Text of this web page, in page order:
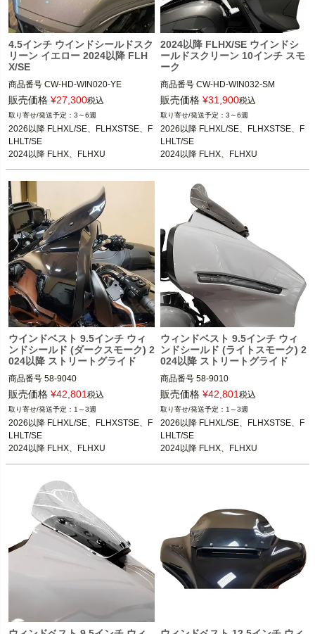
4.5インチ ウインドシールドスク
リーン イエロー 2024以降 FLH
X/SE
商品番号 CW-HD-WIN020-YE
2026以降 FLHXL、FLHLT、FLHXSTS
E、FLHXLSE、FLHLTSE
2024以降 FLHX、FLHXU
2023以降 FLHXSE
CustomWorld HD（中国製）
販売価格 ¥27,300税込
3～6週
2026以降 FLHXL/SE、FLHXSTSE、F
LHLT/SE
2024以降 FLHX、FLHXU
2024以降 FLHX/SE ウインドシ
ールドスクリーン 10インチ スモ
ーク
商品番号 CW-HD-WIN032-SM
2026以降 FLHXL、FLHLT、FLHXSTS
E、FLHXLSE、FLHLTSE
2024以降 FLHX、FLHXU
2023以降 FLHXSE
CustomWorld HD（中国製）
販売価格 ¥31,900税込
3～6週
2026以降 FLHXL/SE、FLHXSTSE、F
LHLT/SE
2024以降 FLHX、FLHXU
ウインドベスト 9.5インチ ウィ
ンドシールド (ダークスモーク) 2
024以降 ストリートグライド
商品番号 58-9040
3OT：2310-0888
販売価格 ¥42,801税込
1～3週
2026以降 FLHXL/SE、FLHXSTSE、F
LHLT/SE
2024以降 FLHX、FLHXU
ウィンドベスト 9.5インチ ウィ
ンドシールド (ライトスモーク) 2
024以降 ストリートグライド
商品番号 58-9010
3OT：2310-0887
販売価格 ¥42,801税込
1～3週
2026以降 FLHXL/SE、FLHXSTSE、F
LHLT/SE
2024以降 FLHX、FLHXU